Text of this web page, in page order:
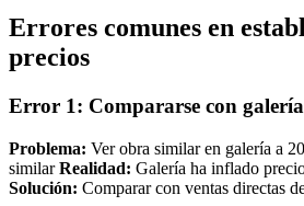
Errores comunes en
precios
Error 1: Compararse con
Problema: Ver obra similar en galería a
similarRealidad: Galería ha inflado
Solución: Comparar con ventas directas